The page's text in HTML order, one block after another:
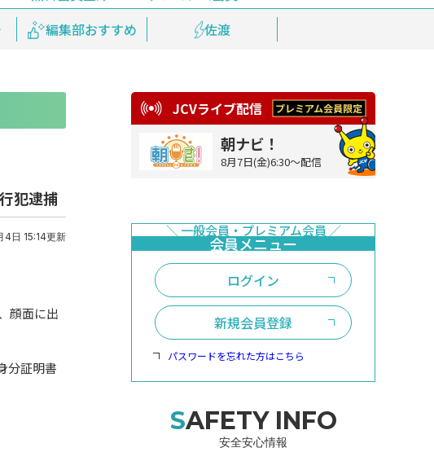
編集部おすすめ 佐渡
妙高百景 鉄道情報
プレミアム会員登録
犯逮捕
4日 15:14更新
顔面に出
分証明書
JCVライブ配信
朝ナビ！
8月7日(金)6:30～配信
ログイン
新規会員登録
パスワードを忘れた方はこちら
SAFETY INFO
安全安心情報